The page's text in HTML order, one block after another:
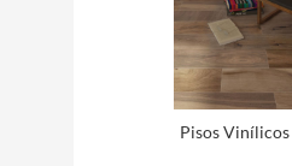
Pisos Viní­licos